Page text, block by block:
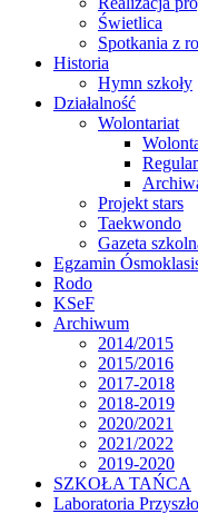
Świetlica
Spotkania z
Historia
Hymn szkoły
Działalność
Wolontariat
Projekt stars
Taekwondo
Gazeta
Egzamin
Rodo
KSeF
Archiwum
2014/2015
2015/2016
2017-2018
2018-2019
2020/2021
2021/2022
2019-2020
SZKOŁA TAŃCA
Laboratoria